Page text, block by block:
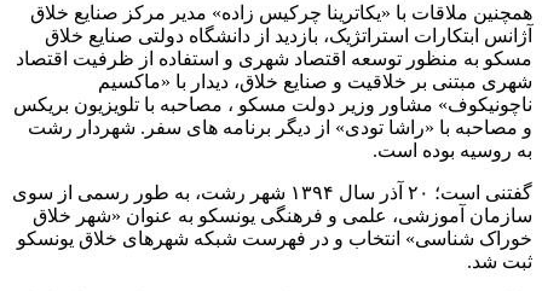
همچنین ملاقات با «یکاترینا چرکیس زاده» مدیر مرکز صنایع خلاق
آژانس ابتکارات استراتژیک، بازدید از دانشگاه دولتی صنایع خلاق
مسکو به منظور توسعه اقتصاد شهری و استفاده از ظرفیت اقتصاد
شهری مبتنی بر خلاقیت و صنایع خلاق، دیدار با «ماکسیم
ناچونیکوف» مشاور وزیر دولت مسکو ، مصاحبه با تلویزیون بریکس
و مصاحبه با «راشا تودی» از دیگر برنامه های سفر. شهردار رشت
به روسیه بوده است.
گفتنی است؛ ۲۰ آذر سال ۱۳۹۴ شهر رشت، به طور رسمی از سوی
سازمان آموزشی، علمی و فرهنگی یونسکو به عنوان «شهر خلاق
خوراک شناسی» انتخاب و در فهرست شبکه شهر‌های خلاق یونسکو
ثبت شد.